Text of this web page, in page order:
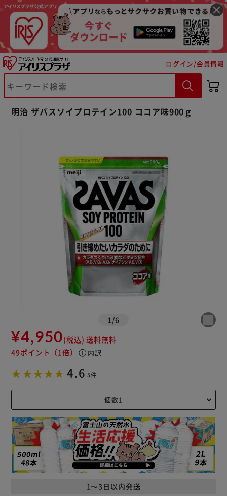
ログイン/会員情報
明治 ザバスソイプロテイン100 ココア味900ｇ
1 /6
¥4,950(税込) 送料無料
49ポイント （1倍） info 内訳
4.6 5件
1～3日以内発送
カートに入れる 購入手続きへ